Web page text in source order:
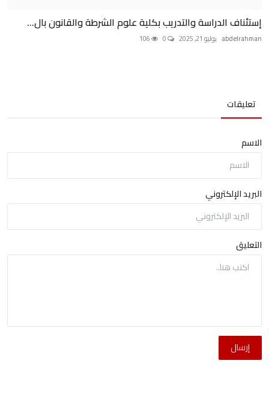
إستئناف الدراسة والتدريب بكلية علوم الشرطة والقانون بال...
abdelrahman يوليو 21, 2025
تعليقات
الاسم
البريد الإلكتروني
التعليق
إرسال